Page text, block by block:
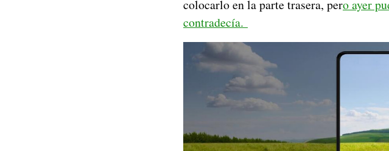
colocarlo en la parte trasera, pero ayer
contradecía.